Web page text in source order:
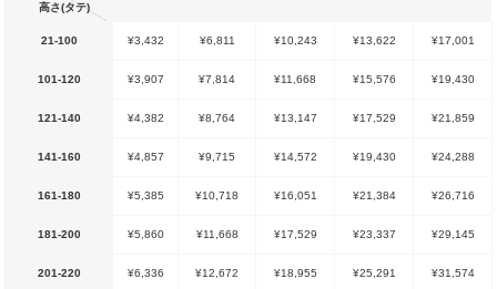
高さ(タテ)
21-100 ¥3,432 ¥6,811 ¥10,243 ¥13,622 ¥17,001
101-120 ¥3,907 ¥7,814 ¥11,668 ¥15,576 ¥19,430
121-140 ¥4,382 ¥8,764 ¥13,147 ¥17,529 ¥21,859
141-160 ¥4,857 ¥9,715 ¥14,572 ¥19,430 ¥24,288
161-180 ¥5,385 ¥10,718 ¥16,051 ¥21,384 ¥26,716
181-200 ¥5,860 ¥11,668 ¥17,529 ¥23,337 ¥29,145
201-220 ¥6,336 ¥12,672 ¥18,955 ¥25,291 ¥31,574